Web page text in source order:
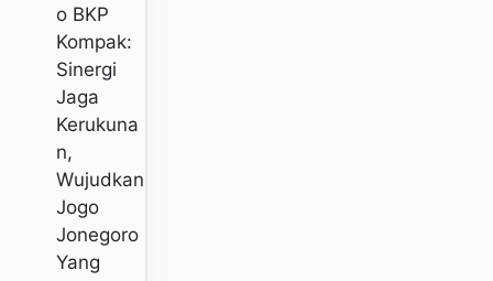
O BKP
Kompak:
Sinergi
Jaga
Kerukuna
N,
Wujudkan
Jogo
Jonegoro
Yang